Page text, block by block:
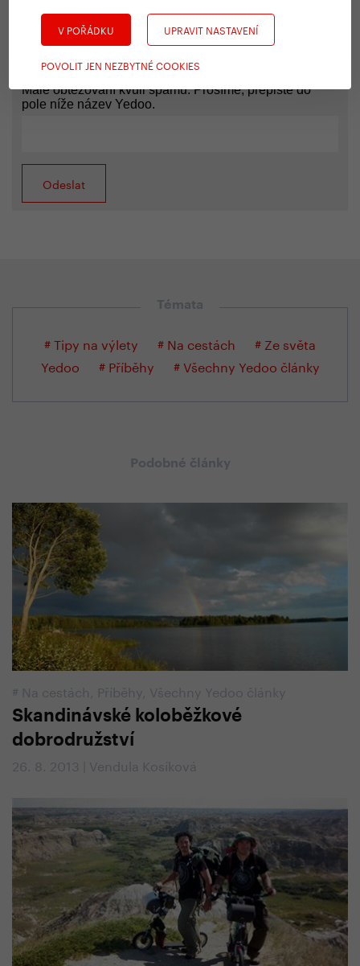
V POŘÁDKU UPRAVIT NASTAVENÍ
POVOLIT JEN NEZBYTNÉ COOKIES
Malé obtěžování kvůli spamu: Prosíme, přepište do
pole níže název Yedoo.
Témata
# Tipy na výlety # Na cestách
# Ze světa
Yedoo
# Příběhy # Všechny Yedoo články
Podobné články
# Na cestách Příběhy Všechny Yedoo články
Skandinávské koloběžkové
dobrodružství
26. 8. 2013 | Vendula Kosíková